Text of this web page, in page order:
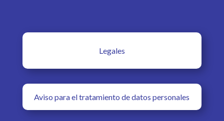
Legales
Aviso para el tratamiento de datos personales